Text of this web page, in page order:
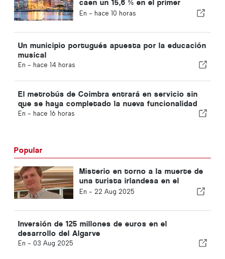
caen un 15,6 % en el primer
semestre
En - hace 10 horas
Un municipio portugués apuesta por la educación
musical
En - hace 14 horas
El metrobús de Coimbra entrará en servicio sin
que se haya completado la nueva funcionalidad
En - hace 16 horas
Popular
Misterio en torno a la muerte de
una turista irlandesa en el
Algarve
En - 22 Aug 2025
Inversión de 125 millones de euros en el
desarrollo del Algarve
En - 03 Aug 2025